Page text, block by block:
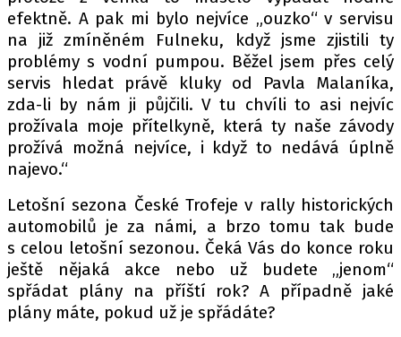
efektně. A pak mi bylo nejvíce „ouzko“ v servisu
na již zmíněném Fulneku, když jsme zjistili ty
problémy s vodní pumpou. Běžel jsem přes celý
servis hledat právě kluky od Pavla Malaníka,
zda-li by nám ji půjčili. V tu chvíli to asi nejvíc
prožívala moje přítelkyně, která ty naše závody
prožívá možná nejvíce, i když to nedává úplně
najevo.“
Letošní sezona České Trofeje v rally historických
automobilů je za námi, a brzo tomu tak bude
s celou letošní sezonou. Čeká Vás do konce roku
ještě nějaká akce nebo už budete „jenom“
spřádat plány na příští rok? A případně jaké
plány máte, pokud už je spřádáte?